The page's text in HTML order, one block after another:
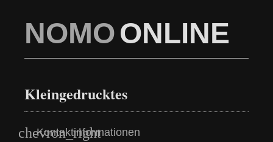
NOMOONLINE
Kleingedrucktes
Kontaktinformationen